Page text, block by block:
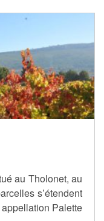
au Tholonet, au
s’étendent
Palette